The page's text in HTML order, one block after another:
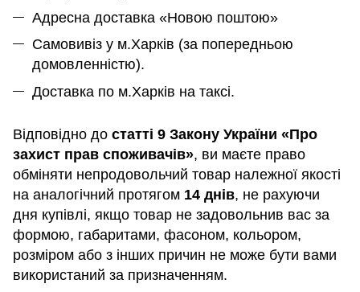
Адресна доставка «Новою поштою»
Самовивіз у м.Харків (за попередньою
домовленністю).
Доставка по м.Харків на таксі.
Відповідно до статті 9 Закону України «Про
захист прав споживачів», ви маєте право
обміняти непродовольчий товар належної якості
на аналогічний протягом 14 днів, не рахуючи
дня купівлі, якщо товар не задовольнив вас за
формою, габаритами, фасоном, кольором,
розміром або з інших причин не може бути вами
використаний за призначенням.